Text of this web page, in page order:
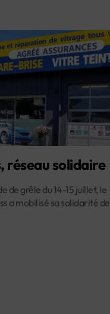
réseau solidaire
de grêle du 14-15 juillet, le
a mobilisé sa solidarité de